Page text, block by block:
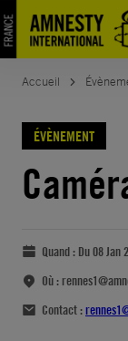
Accueil
ÉVÈNEMENT
Quand : Du 08 Jan
Où :
Contact :